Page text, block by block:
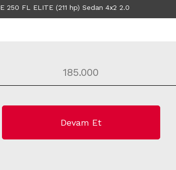
E 250 FL ELITE (211 hp) Sedan 4x2 2.0
Devam Et